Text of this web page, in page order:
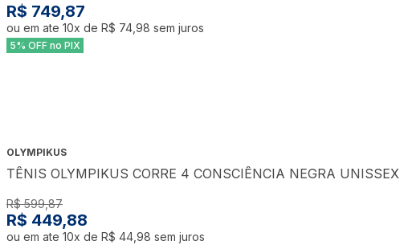
R$ 749,87
ou em ate 10x de R$ 74,98 sem juros
5% OFF no PIX
OLYMPIKUS
TÊNIS OLYMPIKUS CORRE 4 CONSCIÊNCIA NEGRA UNISSEX
R$ 599,87
R$ 449,88
ou em ate 10x de R$ 44,98 sem juros